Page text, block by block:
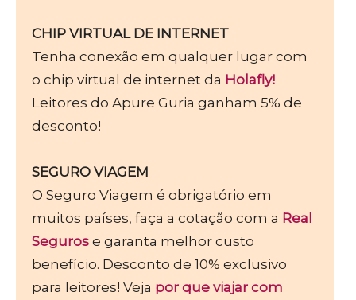
CHIP VIRTUAL DE INTERNET
Tenha conexão em qualquer lugar com
o chip virtual de internet da Holafly!
Leitores do Apure Guria ganham 5% de
desconto!
SEGURO VIAGEM
O Seguro Viagem é obrigatório em
muitos países, faça a cotação com a Real
Seguros e garanta melhor custo
benefício. Desconto de 10% exclusivo
para leitores! Veja por que viajar com